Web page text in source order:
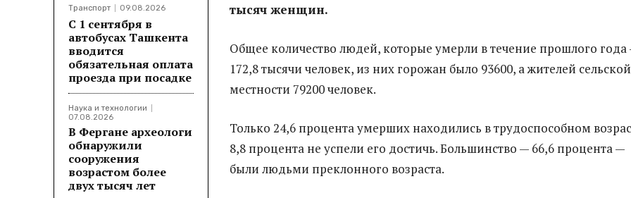
Транспорт 09.08.2026
С 1 сентября в
автобусах Ташкента
вводится
обязательная оплата
проезда при посадке
Наука и технологии
07.08.2026
В Фергане археологи
обнаружили
сооружения
возрастом более
двух тысяч лет
тысяч женщин.
Общее количество людей, которые умерли в течение прошлого
172,8 тысячи человек, из них горожан было 93600, а жителей сельской
местности 79200 человек.
Только 24,6 процента умерших находились в трудоспособном
8,8 процента не успели его достичь. Большинство — 66,6 процента —
были людьми преклонного возраста.